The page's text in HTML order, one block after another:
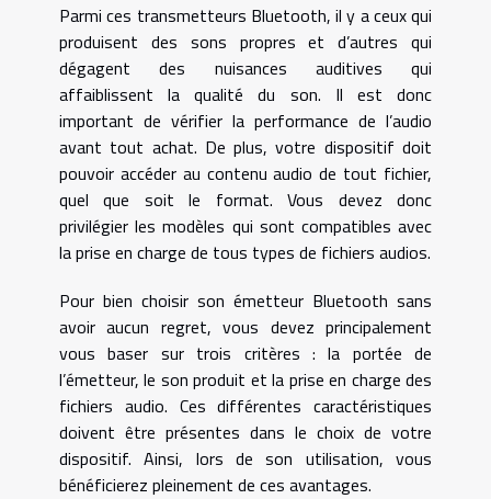
Parmi ces transmetteurs Bluetooth, il y a ceux qui
produisent des sons propres et d’autres qui
dégagent des nuisances auditives qui
affaiblissent la qualité du son. Il est donc
important de vérifier la performance de l’audio
avant tout achat. De plus, votre dispositif doit
pouvoir accéder au contenu audio de tout fichier,
quel que soit le format. Vous devez donc
privilégier les modèles qui sont compatibles avec
la prise en charge de tous types de fichiers audios.
Pour bien choisir son émetteur Bluetooth sans
avoir aucun regret, vous devez principalement
vous baser sur trois critères : la portée de
l’émetteur, le son produit et la prise en charge des
fichiers audio. Ces différentes caractéristiques
doivent être présentes dans le choix de votre
dispositif. Ainsi, lors de son utilisation, vous
bénéficierez pleinement de ces avantages.